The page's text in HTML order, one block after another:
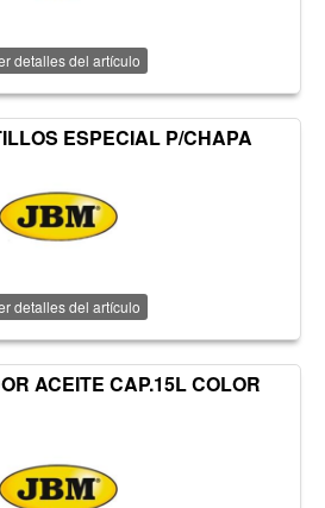
detalles del artículo
ESPECIAL P/CHAPA
detalles del artículo
ACEITE CAP.15L COLOR